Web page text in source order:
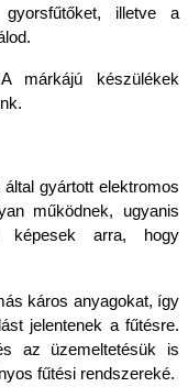
gyorsfűtőket, illetve a
márkájú készülékek
gyártott elektromos
működnek, ugyanis
képesek arra, hogy
káros anyagokat, így
jelentenek a fűtésre.
az üzemeltetésük is
fűtési rendszereké.